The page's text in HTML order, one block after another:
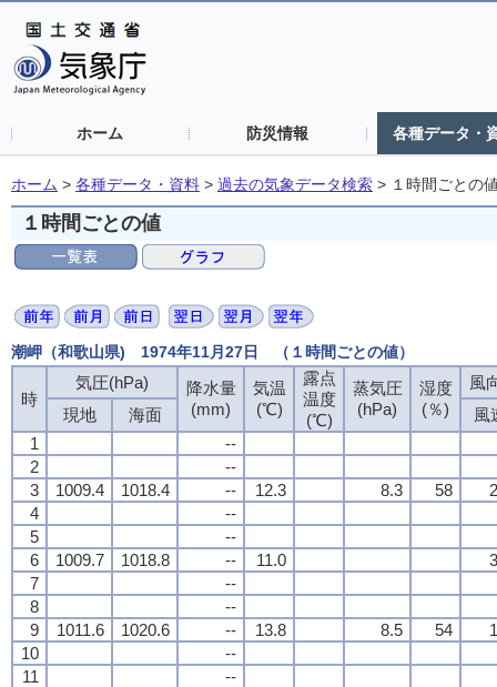
ホーム 防災情報 各種データ・
ホーム > 各種データ・資料 > 過去の気象データ検索 > １時間ごとの
１時間ごとの値
潮岬（和歌山県) 1974年11月27日 （１時間ごとの値）
時
気圧(hPa)
降水量
(mm)
気温
(℃)
露点
温度
(℃)
蒸気圧
(hPa)
湿度
(％)
風
現地
海面
風
1
--
2
--
3
1009.4 1018.4 -- 12.3 8.3 58
4
--
5
--
6
1009.7 1018.8 -- 11.0
7
--
8
--
9
1011.6 1020.6 -- 13.8 8.5 54
10
--
11
--